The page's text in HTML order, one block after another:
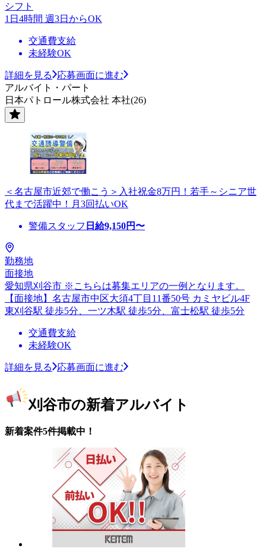
シフト
1日4時間 週3日からOK
交通費支給
未経験OK
詳細を見る
応募画面に進む
アルバイト・パート
日本パトロール株式会社 本社(26)
＜名古屋市近郊で働こう＞入社祝金8万円！若手～シニア世
代まで活躍中！月3回払いOK
警備スタッフ 日給9,150円〜
勤務地
面接地
愛知県刈谷市 ※こちらは募集エリアの一例となります。
【面接地】名古屋市中区大須4丁目11番50号 カミヤビル4F
東刈谷駅 徒歩5分、一ツ木駅 徒歩5分、富士松駅 徒歩5分
交通費支給
未経験OK
詳細を見る 応募画面に進む
刈谷市の新着アルバイト
新着案件5件掲載中！